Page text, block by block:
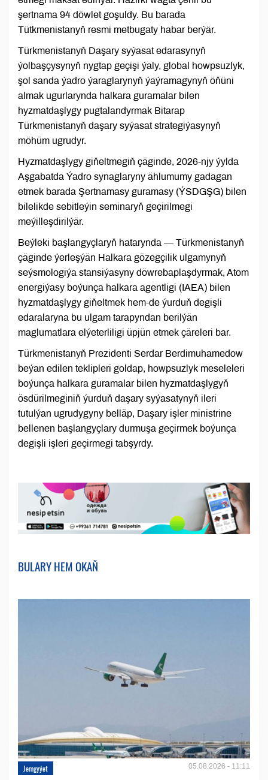
şertnama 94 döwlet goşuldy. Bu barada
Tütkmenistanyň resmi metbugaty habar berýär.
Türkmenistanyň Daşary syýasat edarasynyň
ýolbaşçysynyň nygtap geçişi ýaly, global howpsuzlyk,
şol sanda ýadro ýaraglarynyň ýaýramagynyň öňüni
almak ugurlarynda halkara guramalar bilen
hyzmatdaşlygy pugtalandyrmak Bitarap
Türkmenistanyň daşary syýasat strategiýasynyň
möhüm ugrudyr.
Hyzmatdaşlygy giňeltmegiň çäginde, 2026-njy ýylda
Aşgabatda Ýadro synaglaryny ählumumy gadagan
etmek barada Şertnamasy guramasy (ÝSDGŞG) bilen
bilelikde sebitleýin seminaryň geçirilmegi
meýilleşdirilýär.
Beýleki başlangyçlaryň hatarynda — Türkmenistanyň
çäginde ýerleşýän Halkara gözegçilik ulgamynyň
seýsmologiýa stansiýasyny döwrebaplaşdyrmak, Atom
energiýasy boýunça halkara agentligi (IAEA) bilen
hyzmatdaşlygy giňeltmek hem-de ýurduň degişli
edaralaryna bu ulgam tarapyndan berilýän
maglumatlara elýeterliligi üpjün etmek çäreleri bar.
Türkmenistanyň Prezidenti Serdar Berdimuhamedow
beýan edilen teklipleri goldap, howpsuzlyk meseleleri
boýunça halkara guramalar bilen hyzmatdaşlygyň
ösdürilmeginiň ýurduň daşary syýasatynyň ileri
tutulýan ugrudygyny belläp, Daşary işler ministrine
bellenen başlangyçlary durmuşa geçirmek boýunça
degişli işleri geçirmegi tabşyrdy.
BULARY HEM OKAŇ
Jemgyýet 05.08.2026 - 11:11